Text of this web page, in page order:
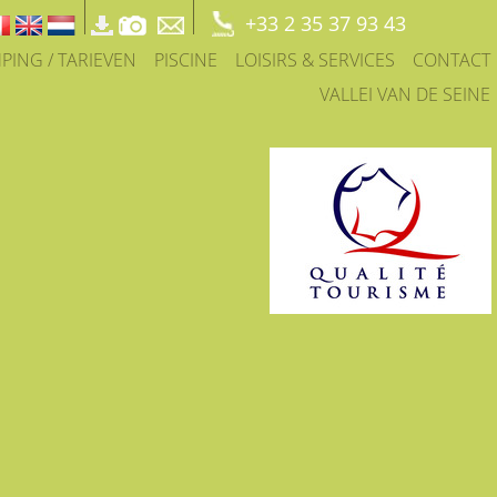
+33 2 35 37 93 43
/ TARIEVEN PISCINE LOISIRS & SERVICES
CONTACT
VALLEI VAN DE SEINE